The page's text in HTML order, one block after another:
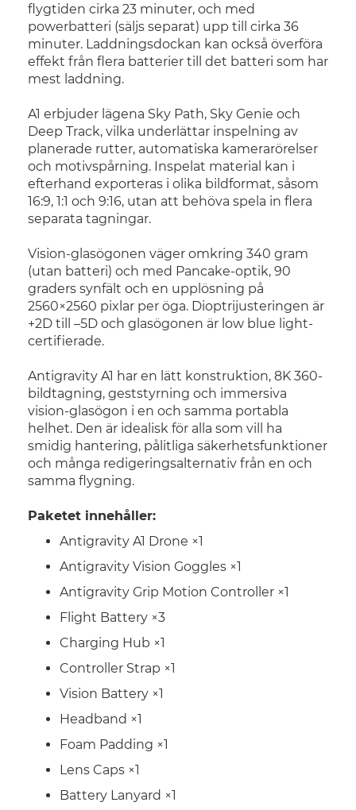
flygtiden cirka 23 minuter, och med
powerbatteri (säljs separat) upp till cirka 36
minuter. Laddningsdockan kan också överföra
effekt från flera batterier till det batteri som har
mest laddning.
A1 erbjuder lägena Sky Path, Sky Genie och
Deep Track, vilka underlättar inspelning av
planerade rutter, automatiska kamerarörelser
och motivspårning. Inspelat material kan i
efterhand exporteras i olika bildformat, såsom
16:9, 1:1 och 9:16, utan att behöva spela in flera
separata tagningar.
Vision-glasögonen väger omkring 340 gram
(utan batteri) och med Pancake-optik, 90
graders synfält och en upplösning på
2560×2560 pixlar per öga. Dioptrijusteringen är
+2D till –5D och glasögonen är low blue light-
certifierade.
Antigravity A1 har en lätt konstruktion, 8K 360-
bildtagning, geststyrning och immersiva
vision-glasögon i en och samma portabla
helhet. Den är idealisk för alla som vill ha
smidig hantering, pålitliga säkerhetsfunktioner
och många redigeringsalternativ från en och
samma flygning.
Paketet innehåller:
Antigravity A1 Drone ×1
Antigravity Vision Goggles ×1
Antigravity Grip Motion Controller ×1
Flight Battery ×3
Charging Hub ×1
Controller Strap ×1
Vision Battery ×1
Headband ×1
Foam Padding ×1
Lens Caps ×1
Battery Lanyard ×1